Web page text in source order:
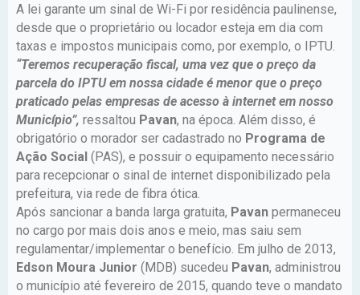
A lei garante um sinal de Wi-Fi por residência paulinense,
desde que o proprietário ou locador esteja em dia com
taxas e impostos municipais como, por exemplo, o IPTU.
“Teremos recuperação fiscal, uma vez que o preço da
parcela do IPTU em nossa cidade é menor que o preço
praticado pelas empresas de acesso à internet em nosso
Município”, ressaltou Pavan, na época. Além disso, é
obrigatório o morador ser cadastrado no Programa de
Ação Social (PAS), e possuir o equipamento necessário
para recepcionar o sinal de internet disponibilizado pela
prefeitura, via rede de fibra ótica.
Após sancionar a banda larga gratuita, Pavan permaneceu
no cargo por mais dois anos e meio, mas saiu sem
regulamentar/implementar o benefício. Em julho de 2013,
Edson Moura Junior (MDB) sucedeu Pavan, administrou
o município até fevereiro de 2015, quando teve o mandato